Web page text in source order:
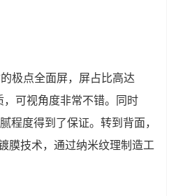
极点全面屏，屏占比高达
，可视角度非常不错。同时
程度得到了保证。转到背面，
膜技术，通过纳米纹理制造工